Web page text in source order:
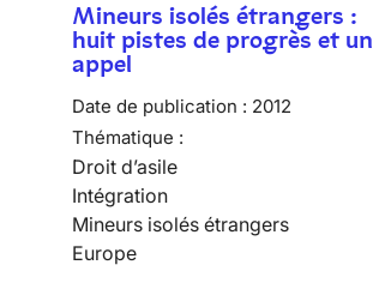
Mineurs isolés étrangers :
huit pistes de progrès et un
appel
Date de publication : 2012
Thématique :
Droit d’asile
Intégration
Mineurs isolés étrangers
Europe